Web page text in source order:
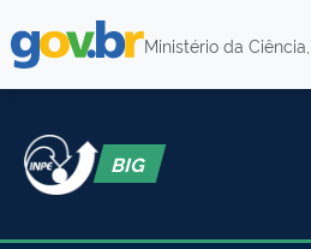
Ministério da
BIG